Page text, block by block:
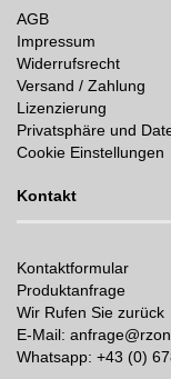
AGB
Impressum
Widerrufsrecht
Versand / Zahlung
Lizenzierung
Privatsphäre und
Cookie Einstellungen
Kontakt
Kontaktformular
Produktanfrage
Wir Rufen Sie zurück
E-Mail:
Whatsapp: +43 (0)